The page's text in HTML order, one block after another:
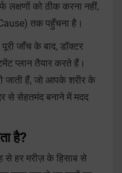
को ठीक करना नहीं,
तक पहुँचना है।
पूरी जाँच के बाद, डॉक्टर
प्लान तैयार करते हैं।
जाती हैं, जो आपके शरीर के
से सेहतमंद बनाने में मदद
है?
से हर मरीज़ के हिसाब से